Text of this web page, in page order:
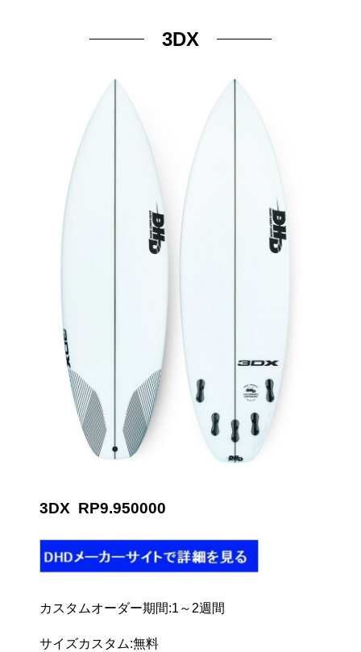
3DX
3DX RP9.950000
カスタムオーダー期間:1～2週間
サイズカスタム:無料